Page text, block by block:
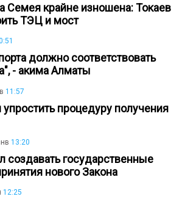
Семея крайне изношена: Токаев
ТЭЦ и мост
должно соответствовать
- акима Алматы
11:57
процедуру получения
13:20
создавать государственные
нового Закона
12:25